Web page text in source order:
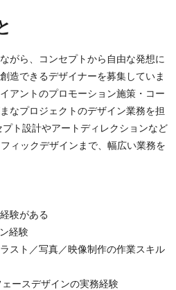
がら、コンセプトから自由な発想に
造できるデザイナーを募集していま
アントのプロモーション施策・コー
なプロジェクトのデザイン業務を担
ト設計やアートディレクションなど
ィックデザインまで、幅広い業務を
験がある
経験
スト／写真／映像制作の作業スキル
ースデザインの実務経験